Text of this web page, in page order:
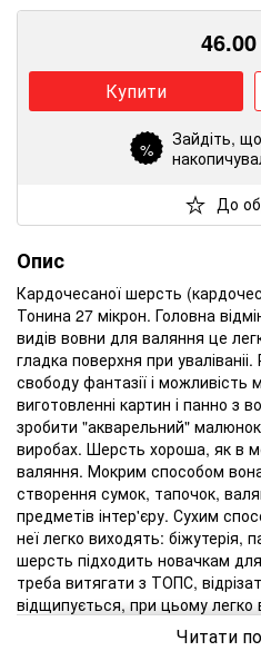
46.00
Купити
% Зайдіть,
До
Опис
Кардочесаної шерсть
Тонина 27 мікрон. Головна
видів вовни для валяння це
гладка поверхня при уваліваніі.
свободу фантазії і
виготовленні картин і панно з
зробити "акварельний"
виробах. Шерсть хороша, як в
валяння. Мокрим способом
створення сумок, тапочок,
предметів інтер'єру. Сухим
неї легко виходять: біжутерія,
шерсть підходить новачкам для
треба витягати з ТОПС,
відщипується, при цьому легко
Вам кількості вовни для вашого
скульптурні роботи, приЧитати